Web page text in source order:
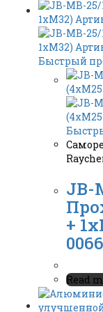
Быстрый
JB-
+
Read